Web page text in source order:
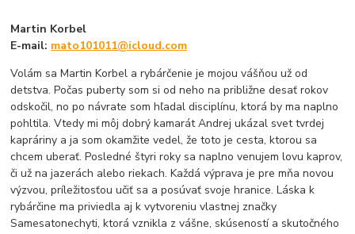
Martin Korbel
E-mail: mato101011@icloud.com
Volám sa Martin Korbel a rybárčenie je mojou vášňou už od
detstva. Počas puberty som si od neho na približne desať rokov
odskočil, no po návrate som hľadal disciplínu, ktorá by ma naplno
pohltila. Vtedy mi môj dobrý kamarát Andrej ukázal svet tvrdej
kapráriny a ja som okamžite vedel, že toto je cesta, ktorou sa
chcem uberať. Posledné štyri roky sa naplno venujem lovu kaprov,
či už na jazerách alebo riekach. Každá výprava je pre mňa novou
výzvou, príležitosťou učiť sa a posúvať svoje hranice. Láska k
rybárčine ma priviedla aj k vytvoreniu vlastnej značky
Samesatonechyti, ktorá vznikla z vášne, skúseností a skutočného